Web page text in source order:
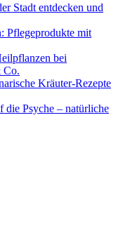
Stadt entdecken und
Pflegeprodukte mit
bei
Co.
Kräuter-Rezepte
Psyche – natürliche